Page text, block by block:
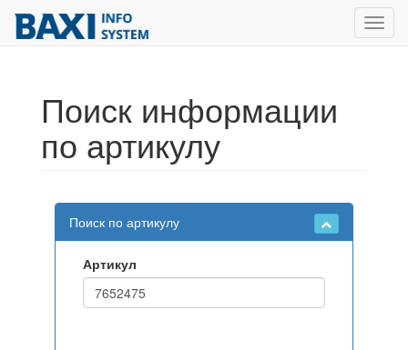
Поиск информации
по артикулу
Поиск по артикулу
Артикул